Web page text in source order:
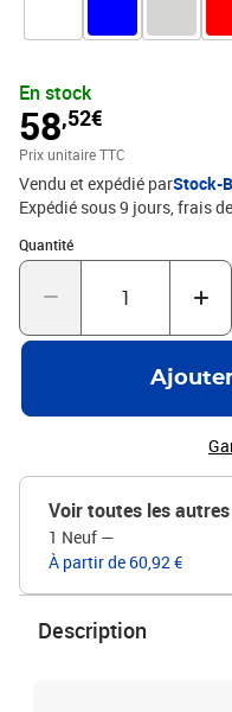
En stock
58,52€
Prix unitaire TTC
Vendu et expédié parStock-
Expédié sous 9 jours, frais
Quantité
Quantité : 1
Voir toutes les
1 Neuf —
À partir de 60,92 €
Description